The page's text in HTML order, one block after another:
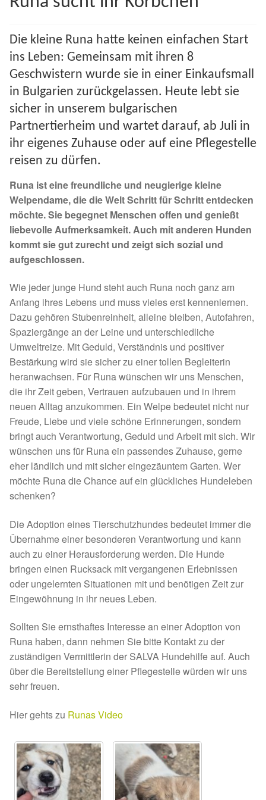
Juli bis Dezember 2023
Januar bis Juni 2023
Spenden 2022
Juli bis Dezember 2022
Spenden 2021
Juli bis Dezember 2021
Fördermitgliedschaft
Tierschutz
Auslandstierschutz
Schutzgebühr
Unsere Notnasen
Notnasen in Deutschland
Notnasen noch im Ausland
Notnasen mit Handicap
Wichtige Gedanken vor der Adoption
Sicherheitsgeschirr
Mittelmeerkrankheiten
Qualzucht bei Hunden
Sonderfarben bei Hunden
Zwingerhusten
Ablauf Adoption
Info Broschüre – SALVA Hundehilfe e.V.
Die kleine Runa hatte keinen einfachen Start
ins Leben: Gemeinsam mit ihren 8
Geschwistern wurde sie in einer Einkaufsmall
in Bulgarien zurückgelassen. Heute lebt sie
sicher in unserem bulgarischen
Partnertierheim und wartet darauf, ab Juli in
ihr eigenes Zuhause oder auf eine Pflegestelle
reisen zu dürfen.
Runa ist eine freundliche und neugierige kleine
Welpendame, die die Welt Schritt für Schritt entdecken
möchte. Sie begegnet Menschen offen und genießt
liebevolle Aufmerksamkeit. Auch mit anderen Hunden
kommt sie gut zurecht und zeigt sich sozial und
aufgeschlossen.
Wie jeder junge Hund steht auch Runa noch ganz am
Anfang ihres Lebens und muss vieles erst kennenlernen.
Dazu gehören Stubenreinheit, alleine bleiben, Autofahren,
Spaziergänge an der Leine und unterschiedliche
Umweltreize. Mit Geduld, Verständnis und positiver
Bestärkung wird sie sicher zu einer tollen Begleiterin
heranwachsen. Für Runa wünschen wir uns Menschen,
die ihr Zeit geben, Vertrauen aufzubauen und in ihrem
neuen Alltag anzukommen. Ein Welpe bedeutet nicht nur
Freude, Liebe und viele schöne Erinnerungen, sondern
bringt auch Verantwortung, Geduld und Arbeit mit sich. Wir
wünschen uns für Runa ein passendes Zuhause, gerne
eher ländlich und mit sicher eingezäuntem Garten. Wer
möchte Runa die Chance auf ein glückliches Hundeleben
schenken?
Die Adoption eines Tierschutzhundes bedeutet immer die
Übernahme einer besonderen Verantwortung und kann
auch zu einer Herausforderung werden. Die Hunde
bringen einen Rucksack mit vergangenen Erlebnissen
oder ungelernten Situationen mit und benötigen Zeit zur
Eingewöhnung in ihr neues Leben.
Sollten Sie ernsthaftes Interesse an einer Adoption von
Runa haben, dann nehmen Sie bitte Kontakt zu der
zuständigen Vermittlerin der SALVA Hundehilfe auf. Auch
über die Bereitstellung einer Pflegestelle würden wir uns
sehr freuen.
Hier gehts zu Runas Video